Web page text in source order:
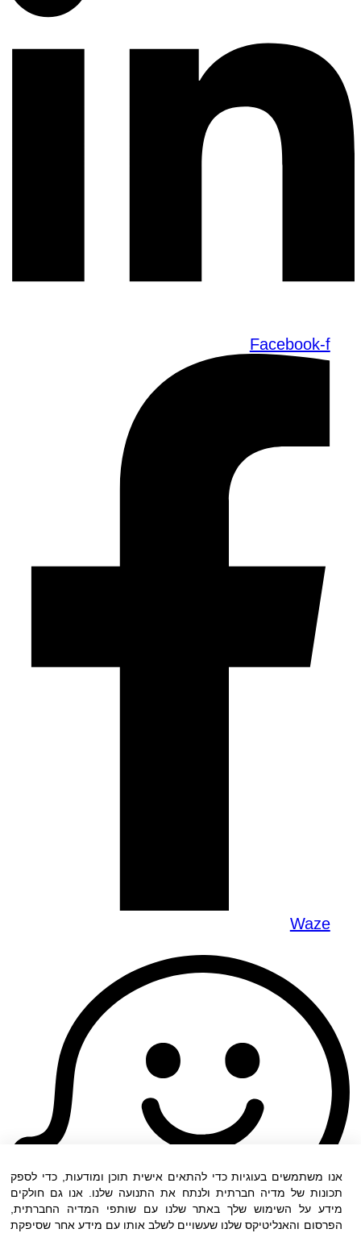
Facebook-f
Waze
אנו משתמשים בעוגיות כדי להתאים אישית תוכן ומודעות, כדי לספק
תכונות של מדיה חברתית ולנתח את התנועה שלנו. אנו גם חולקים
מידע על השימוש שלך באתר שלנו עם שותפי המדיה החברתית,
הפרסום והאנליטיקס שלנו שעשויים לשלב אותו עם מידע אחר שסיפקת